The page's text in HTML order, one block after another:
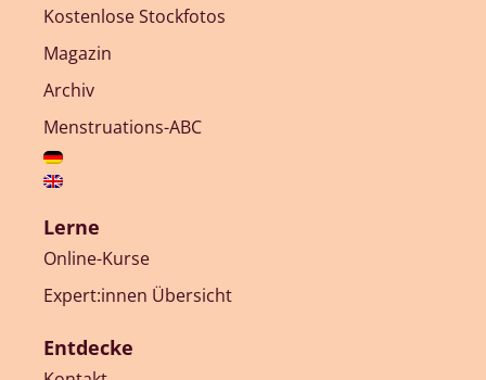
Kostenlose Stockfotos
Magazin
Archiv
Menstruations-ABC
Lerne
Online-Kurse
Expert:innen Übersicht
Entdecke